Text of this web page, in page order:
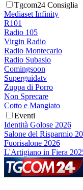
Tgcom24 Consiglia
Mediaset Infinity
R101
Radio 105
Virgin Radio
Radio Montecarlo
Radio Subasio
Comingsoon
Superguidatv
Zuppa di Porro
Non Sprecare
Cotto e Mangiato
Eventi
Identità Golose 2026
Salone del Risparmio
Fuorisalone 2026
L'Artigiano in Fiera